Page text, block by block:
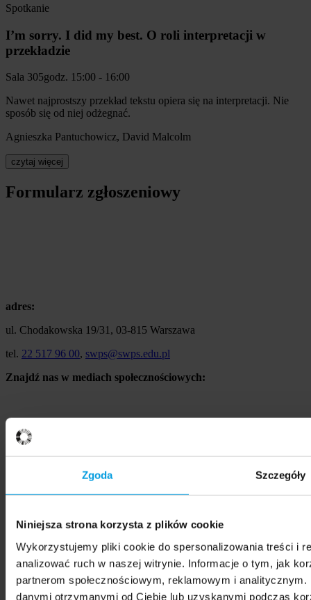
Zgoda Szczegóły
Niniejsza strona korzysta z plików cookie
Wykorzystujemy pliki cookie do spersonalizowania treści i
analizować ruch w naszej witrynie. Informacje o tym, jak
partnerom społecznościowym, reklamowym i
danymi otrzymanymi od Ciebie lub uzyskanymi podczas
Spotkanie
I’m sorry. I did my best. O roli interpretacji w
przekładzie
Sala 305godz. 15:00 - 16:00
Nawet najprostszy przekład tekstu opiera się na interpretacji. Nie
sposób się od niej odżegnać.
Agnieszka Pantuchowicz, David Malcolm
czytaj więcej
Formularz zgłoszeniowy
adres:
ul. Chodakowska 19/31, 03-815 Warszawa
tel. 22 517 96 00, swps@swps.edu.pl
Znajdź nas w mediach społecznościowych: